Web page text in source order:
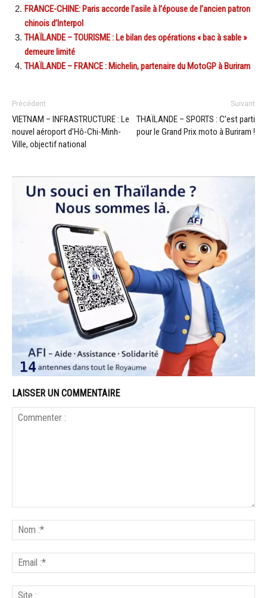
FRANCE-CHINE: Paris accorde l’asile à l’épouse de l’ancien patron
chinois d’Interpol
THAÏLANDE – TOURISME : Le bilan des opérations « bac à sable »
demeure limité
THAÏLANDE – FRANCE : Michelin, partenaire du MotoGP à Buriram
Précédent
VIETNAM – INFRASTRUCTURE : Le
nouvel aéroport d’Hô-Chi-Minh-
Ville, objectif national
Suivant
THAÏLANDE – SPORTS : C’est parti
pour le Grand Prix moto à Buriram !
LAISSER UN COMMENTAIRE